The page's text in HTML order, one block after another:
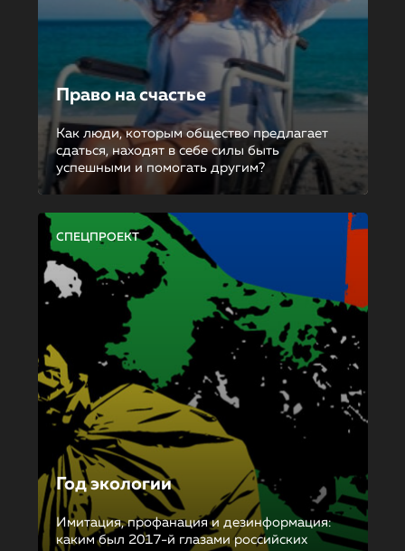
Право на счастье
Как люди, которым общество предлагает
сдаться, находят в себе силы быть
успешными и помогать другим?
СПЕЦПРОЕКТ
Год экологии
Имитация, профанация и дезинформация:
каким был 2017-й глазами российских